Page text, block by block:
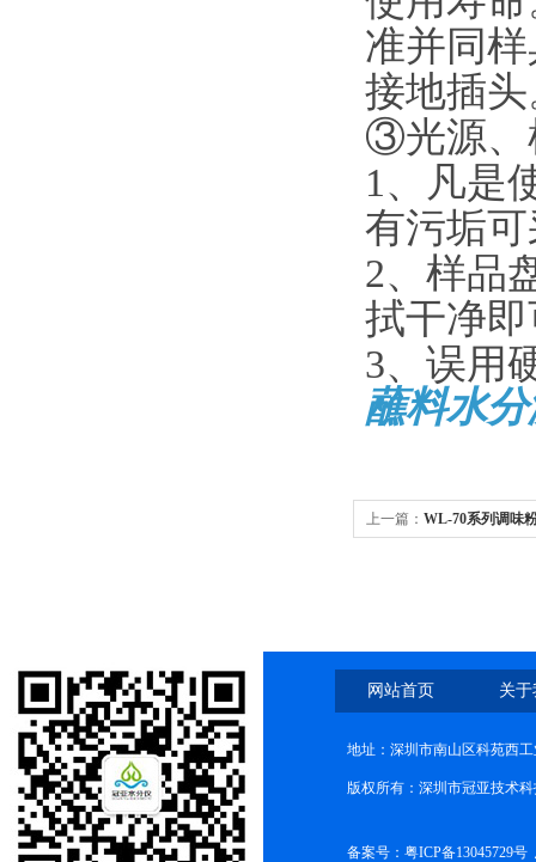
准并同
接地插
③光源、
1、凡是
有污垢
2、样品
拭干净
3、误用
蘸料水
上一篇： WL-70系列调味
网站首页 关
地址：深圳市南山区科苑西
版权所有：深圳市冠亚技术
备案号： 粤ICP备13045729号